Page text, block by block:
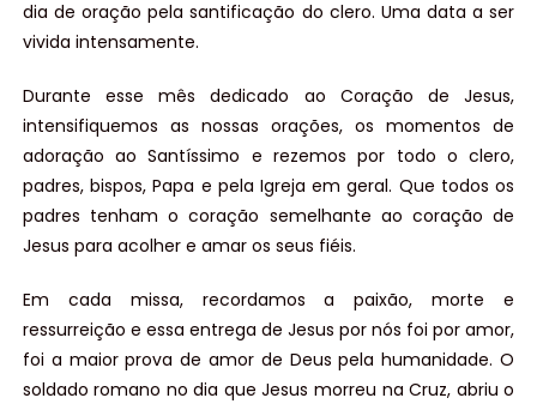
dia de oração pela santificação do clero. Uma data a ser
vivida intensamente.
Durante esse mês dedicado ao Coração de Jesus,
intensifiquemos as nossas orações, os momentos de
adoração ao Santíssimo e rezemos por todo o clero,
padres, bispos, Papa e pela Igreja em geral. Que todos os
padres tenham o coração semelhante ao coração de
Jesus para acolher e amar os seus fiéis.
Em cada missa, recordamos a paixão, morte e
ressurreição e essa entrega de Jesus por nós foi por amor,
foi a maior prova de amor de Deus pela humanidade. O
soldado romano no dia que Jesus morreu na Cruz, abriu o